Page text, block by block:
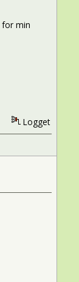
for min
Logget